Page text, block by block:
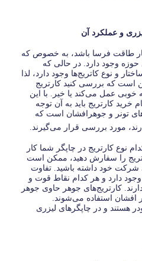
و عملکرد آن
طاقت فرسا باشد، به خصوص که
حوزه وجود دارد. در حالی که
و نوع کاتریج‌ها وجود دارد، لذا
است که بررسی کنید کارتریج
خوبی عمل می‌کند یا خیر. با این
خرید کارتریج باید به آن توجه
تونر و جوهرافشان است که
مورد بررسی قرار می‌گیرند.
نوع کارتریج در چاپگر شما کار
را سفارش دهید، ممکن است
شرکت خود داشته باشید. تفاوت
وجود دارد و هر کدام نقاط قوت و
کارتریج‌های جوهر حاوی جوهر
افشان استفاده می‌شوند.
هستند و در چاپگرهای لیزری